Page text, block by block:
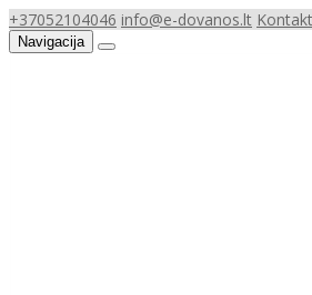
+37052104046 info@e-dovanos.lt
Navigacija